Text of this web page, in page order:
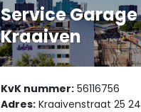
Service Garage
Kraaiven
KvK nummer: 56116756
Adres: Kraaivenstraat 25 24